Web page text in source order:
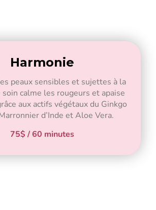
Harmonie
peaux sensibles et sujettes à la
soin calme les rougeurs et apaise
aux actifs végétaux du Ginkgo
d’Inde et Aloe Vera.
75$ / 60 minutes